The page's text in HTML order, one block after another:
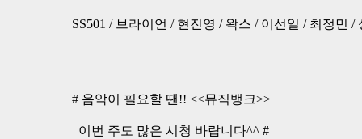
SS501 / 브라이언 / 현진영 / 왁스 / 이선일 / 최정민 /
# 음악이 필요할 땐!! <<뮤직뱅크>>
이번 주도 많은 시청 바랍니다^^ #